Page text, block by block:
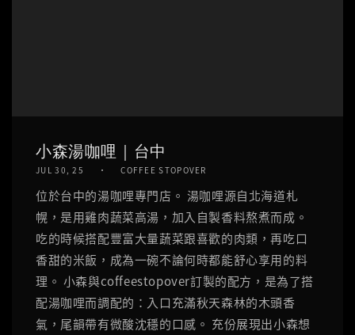
小森湯咖哩｜台中
JUL 30, 25 COFFEE STOPOVER
位於台中的湯咖哩專門店。 湯咖哩源自北海道札
幌，是用雞肉蔬菜高湯，加入自製香料熬煮而成。
吃的時候搭配豐富大量蔬菜跟喜歡的肉類，再吃口
香甜的米飯，成為一碗不論何時都能舒心享用的料
理。 小森與coffeestopover訂製的配方，是為了搭
配湯咖哩而調配的：入口充滿秋天森林的木頭香
氣，尾韻帶有微酸沈穩的口感。 充份展現出小森想